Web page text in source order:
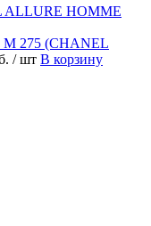
275 (CHANEL
/ шт В корзину